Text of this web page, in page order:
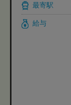
最寄駅
給与